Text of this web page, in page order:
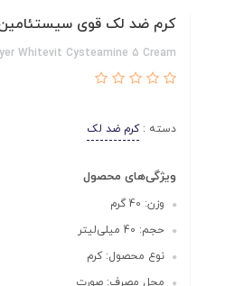
کرم ضد لک قوی سیستئامین
Whitevit Cysteamine 5 Cream
دسته :کرم ضد لک
ویژگی‌های محصول
وزن: 40 گرم
حجم: 40 میلی‌لیتر
نوع محصول: کرم
محل مصرف: صورت